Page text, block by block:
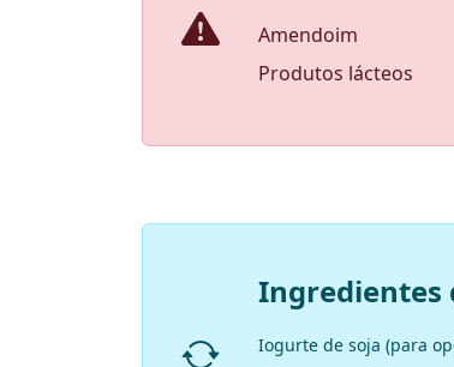
Amendoim
Produtos lácteos
Ingredientes
Iogurte de soja (para